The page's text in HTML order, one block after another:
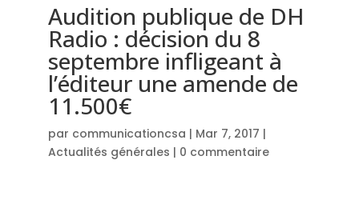
Audition publique de DH
Radio : décision du 8
septembre infligeant à
l’éditeur une amende de
11.500€
par communicationcsa | Mar 7, 2017 |
Actualités générales | 0 commentaire